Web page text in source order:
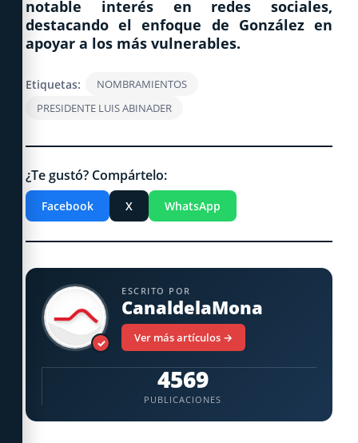
notable interés en redes sociales,
destacando el enfoque de González en
apoyar a los más vulnerables.
Etiquetas:
NOMBRAMIENTOS
PRESIDENTE LUIS ABINADER
¿Te gustó? Compártelo:
Facebook X WhatsApp
✓
ESCRITO POR
CanaldelaMona
Ver más artículos →
4569
PUBLICACIONES